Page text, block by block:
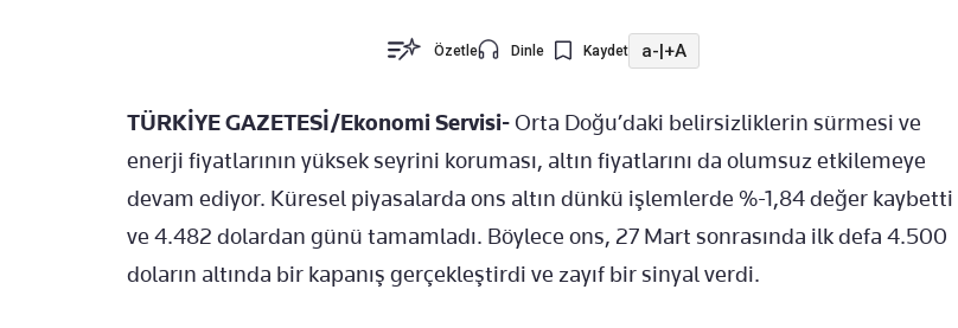
Özetle Dinle Kaydet a-|+A
TÜRKİYE GAZETESİ/Ekonomi Servisi-Orta Doğu’daki belirsizliklerin sürmesi ve
enerji fiyatlarının yüksek seyrini koruması, altın fiyatlarını da olumsuz etkilemeye
devam ediyor. Küresel piyasalarda ons altın dünkü işlemlerde %-1,84 değer kaybetti
ve 4.482 dolardan günü tamamladı. Böylece ons, 27 Mart sonrasında ilk defa 4.500
doların altında bir kapanış gerçekleştirdi ve zayıf bir sinyal verdi.